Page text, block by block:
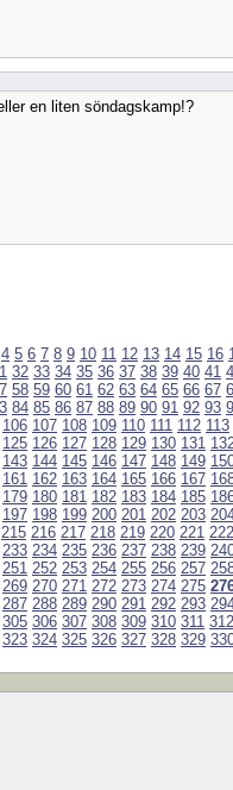
en liten söndagskamp!?
4 5 6 7 8 9 10 11 12 13 14 15 16
32 33 34 35 36 37 38 39 40 41
58 59 60 61 62 63 64 65 66 67
84 85 86 87 88 89 90 91 92 93
106 107 108 109 110 111 112 113
125 126 127 128 129 130 131
143 144 145 146 147 148 149
161 162 163 164 165 166 167
179 180 181 182 183 184 185
197 198 199 200 201 202 203
215 216 217 218 219 220 221 222
233 234 235 236 237 238 239
251 252 253 254 255 256 257
269 270 271 272 273 274 275
287 288 289 290 291 292 293
305 306 307 308 309 310 311 312
323 324 325 326 327 328 329